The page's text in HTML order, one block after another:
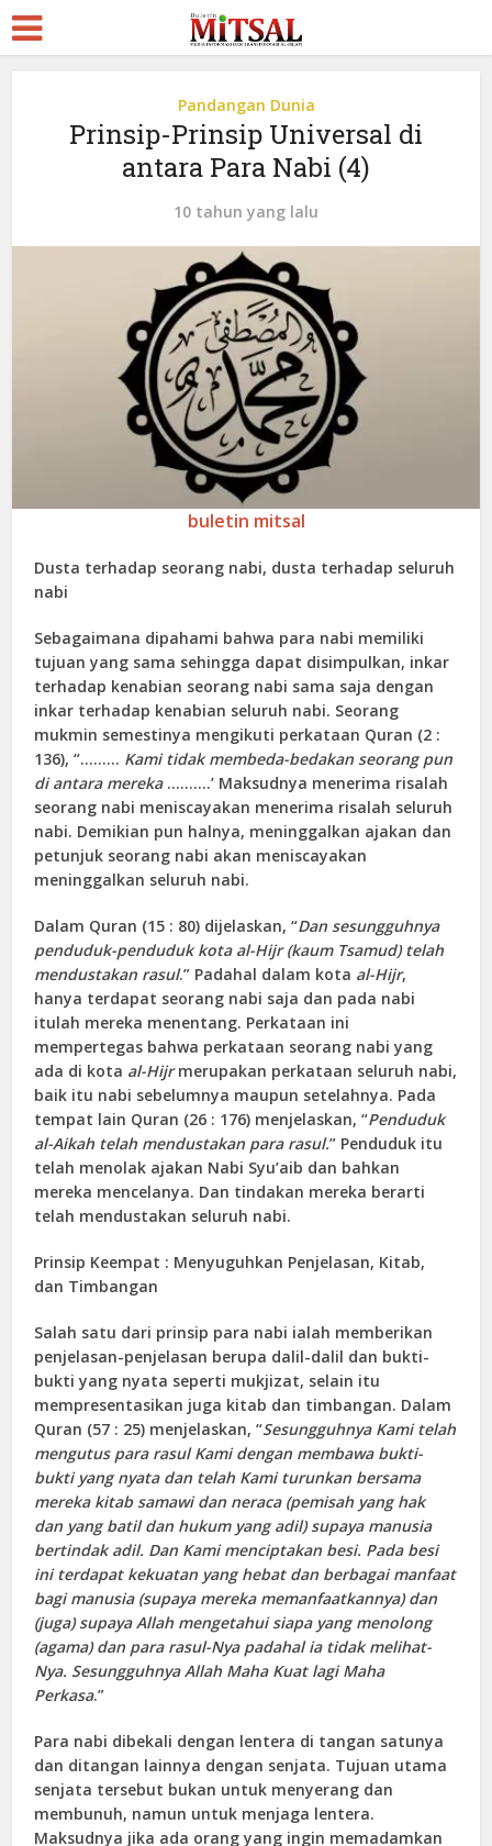
Pandangan Dunia
Prinsip-Prinsip Universal di
antara Para Nabi (4)
10 tahun yang lalu
buletin mitsal
Dusta terhadap seorang nabi, dusta terhadap seluruh
nabi
Sebagaimana dipahami bahwa para nabi memiliki
tujuan yang sama sehingga dapat disimpulkan, inkar
terhadap kenabian seorang nabi sama saja dengan
inkar terhadap kenabian seluruh nabi. Seorang
mukmin semestinya mengikuti perkataan Quran (2 :
136), “……… Kami tidak membeda-bedakan seorang pun
di antara mereka ……….’ Maksudnya menerima risalah
seorang nabi meniscayakan menerima risalah seluruh
nabi. Demikian pun halnya, meninggalkan ajakan dan
petunjuk seorang nabi akan meniscayakan
meninggalkan seluruh nabi.
Dalam Quran (15 : 80) dijelaskan, “Dan sesungguhnya
penduduk-penduduk kota al-Hijr (kaum Tsamud) telah
mendustakan rasul.” Padahal dalam kota al-Hijr,
hanya terdapat seorang nabi saja dan pada nabi
itulah mereka menentang. Perkataan ini
mempertegas bahwa perkataan seorang nabi yang
ada di kota al-Hijrmerupakan perkataan seluruh nabi,
baik itu nabi sebelumnya maupun setelahnya. Pada
tempat lain Quran (26 : 176) menjelaskan, “Penduduk
al-Aikah telah mendustakan para rasul.” Penduduk itu
telah menolak ajakan Nabi Syu’aib dan bahkan
mereka mencelanya. Dan tindakan mereka berarti
telah mendustakan seluruh nabi.
Prinsip Keempat : Menyuguhkan Penjelasan, Kitab,
dan Timbangan
Salah satu dari prinsip para nabi ialah memberikan
penjelasan-penjelasan berupa dalil-dalil dan bukti-
bukti yang nyata seperti mukjizat, selain itu
mempresentasikan juga kitab dan timbangan. Dalam
Quran (57 : 25) menjelaskan, “Sesungguhnya Kami telah
mengutus para rasul Kami dengan membawa bukti-
bukti yang nyata dan telah Kami turunkan bersama
mereka kitab samawi dan neraca (pemisah yang hak
dan yang batil dan hukum yang adil) supaya manusia
bertindak adil. Dan Kami menciptakan besi. Pada besi
ini terdapat kekuatan yang hebat dan berbagai manfaat
bagi manusia (supaya mereka memanfaatkannya) dan
(juga) supaya Allah mengetahui siapa yang menolong
(agama) dan para rasul-Nya padahal ia tidak melihat-
Nya. Sesungguhnya Allah Maha Kuat lagi Maha
Perkasa.”
Para nabi dibekali dengan lentera di tangan satunya
dan ditangan lainnya dengan senjata. Tujuan utama
senjata tersebut bukan untuk menyerang dan
membunuh, namun untuk menjaga lentera.
Maksudnya jika ada orang yang ingin memadamkan